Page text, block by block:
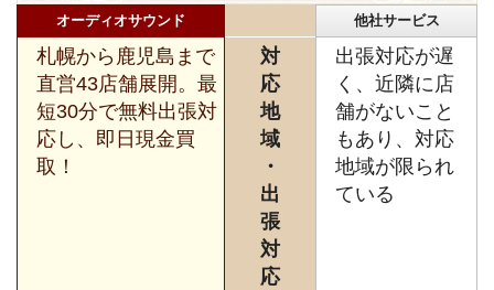
オーディオサウンド 他社サービス
札幌から鹿児島まで
直営43店舗展開。最
短30分で無料出張対
応し、即日現金買
取！
対
応
地
域
・
出
張
対
応
出張対応が遅
く、近隣に店
舗がないこと
もあり、対応
地域が限られ
ている